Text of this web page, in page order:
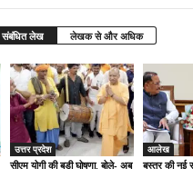
संबंधित लेख लेखक से और अधिक
उत्तर प्रदेश
सीएम योगी की बड़ी घोषणा, बोले- अब
आलेख
बस्तर की नई